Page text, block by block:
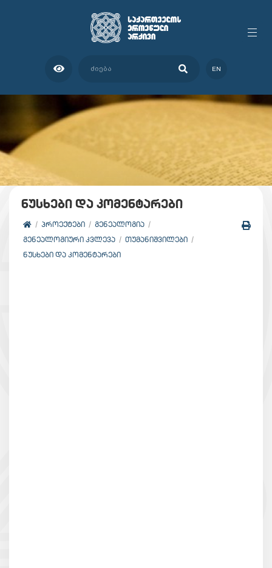
EN
ნუსხები და კომენტარები
ᲞᲠᲝᲔᲥᲢᲔᲑᲘ
ᲒᲔᲜᲔᲐᲚᲝᲒᲘᲐ
ᲒᲔᲜᲔᲐᲚᲝᲒᲘᲣᲠᲘ ᲙᲕᲚᲔᲕᲐ
ᲗᲣᲛᲐᲜᲘᲨᲕᲘᲚᲔᲑᲘ
ᲜᲣᲡᲮᲔᲑᲘ ᲓᲐ ᲙᲝᲛᲔᲜᲢᲐᲠᲔᲑᲘ